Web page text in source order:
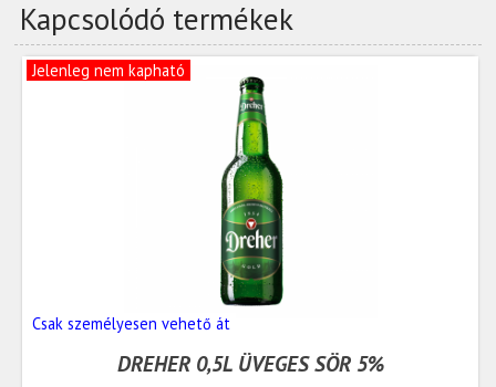
Kapcsolódó termékek
Jelenleg nem kapható
Csak személyesen vehető át
DREHER 0,5L ÜVEGES SÖR 5%